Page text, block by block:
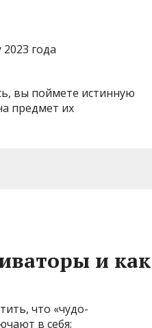
вы поймете истинную
предмет их
и как
что «чудо-
в себя: